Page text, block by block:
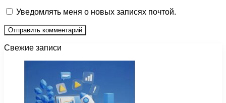
Уведомлять меня о новых записях почтой.
Свежие записи